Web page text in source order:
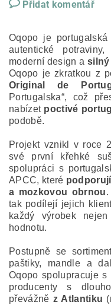
Přidat komentář
Oqopo je
autentické
moderní design a silný
Oqopo je zkratkou z
Original de
Portugalska“, což
nabízetpoctivé
podobě.
Projekt vznikl v roce
své první křehké
spolupráci s
APCC, které
a mozkovou obrnou
tak podílejí jejich
každý výrobek
hodnotu.
Postupně se
paštiky, mandle a
Oqopo spolupracuje s
producenty s
převážně z Atlantiku